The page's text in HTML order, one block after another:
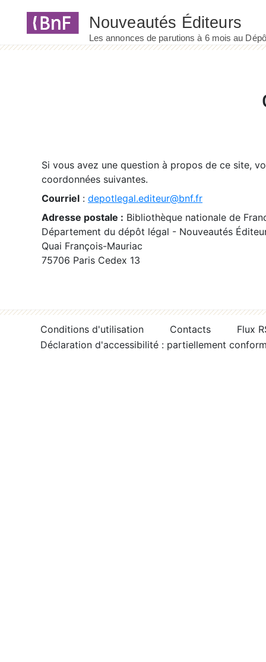
Si vous avez une question à propos de ce site,
coordonnées suivantes.
Courriel : depotlegal.editeur@bnf.fr
Adresse postale : Bibliothèque nationale de
Département du dépôt légal - Nouveautés
Quai François-Mauriac
75706 Paris Cedex 13
Conditions d'utilisation Contacts
Flux
Déclaration d'accessibilité : partiellement